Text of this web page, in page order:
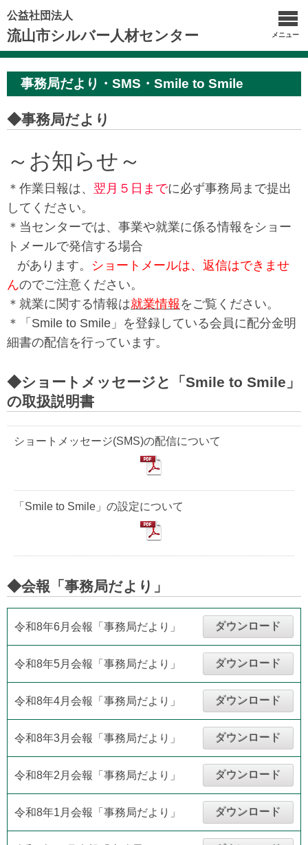
公益社団法人
流山市シルバー人材センター メニュー
事務局だより・SMS・Smile to Smile
◆事務局だより
～お知らせ～
＊作業日報は、 翌月５日までに必ず事務局まで提出
してください。
＊当センターでは、事業や就業に係る情報をショー
トメールで発信する場合
があります。 ショートメールは、返信はできませ
んのでご注意ください。
＊就業に関する情報は就業情報 をご覧ください。
＊「Smile to Smile」を登録している会員に配分金明
細書の配信を行っています。
◆ショートメッセージと「Smile to Smile」
の取扱説明書
ショートメッセージ(SMS)の配信について
「Smile to Smile」の設定について
◆会報「事務局だより」
令和8年6月会報「事務局だより」 ダウンロード
令和8年5月会報「事務局だより」 ダウンロード
令和8年4月会報「事務局だより」 ダウンロード
令和8年3月会報「事務局だより」 ダウンロード
令和8年2月会報「事務局だより」 ダウンロード
令和8年1月会報「事務局だより」 ダウンロード